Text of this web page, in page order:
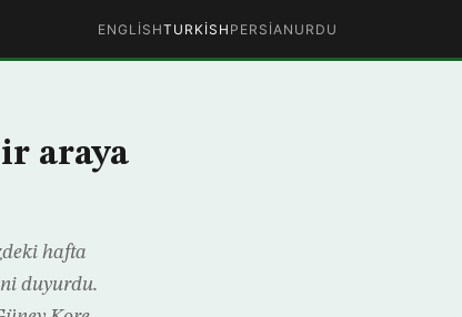
ENGLISHTURKISH PERSIAN URDU
araya
hafta
duyurdu.